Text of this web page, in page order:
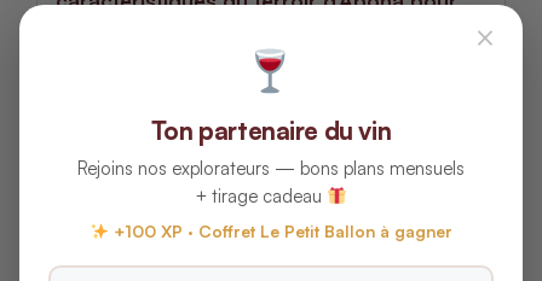
influencent-ils les vins blancs d’Abona ?
Existe-t-il des microclimats distincts au
×
Ton partenaire du vin
Rejoins nos explorateurs — bons plans mensuels
+ tirage cadeau
+100 XP · Coffret Le Petit Ballon à gagner